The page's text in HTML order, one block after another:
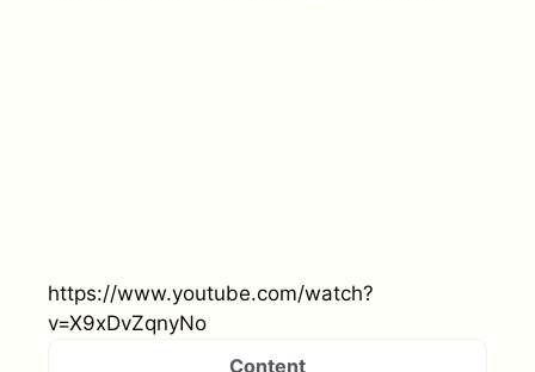
https://www.youtube.com/watch?
v=X9xDvZqnyNo
Content